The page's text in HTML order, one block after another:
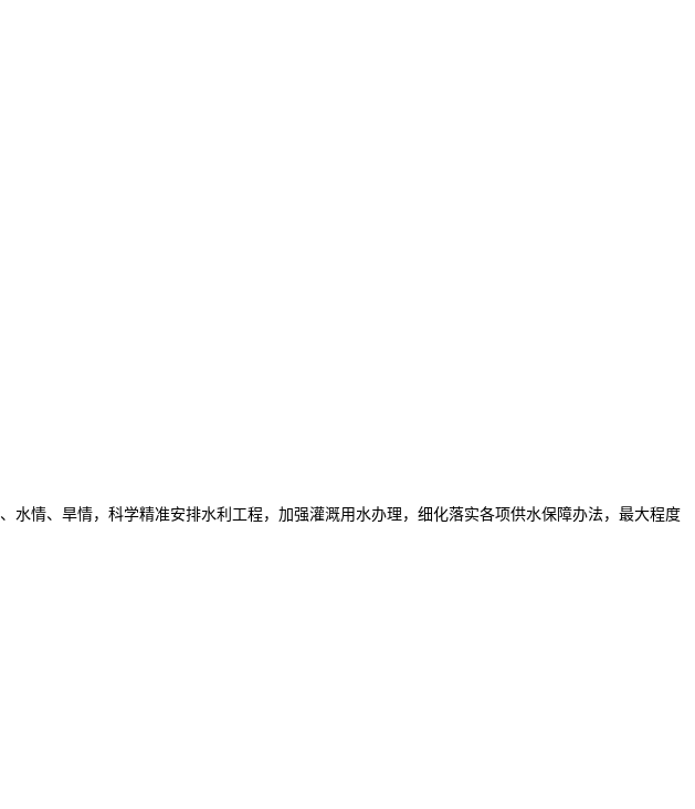
、旱情，科学精准安排水利工程，加强灌溉用水办理，细化落实各项供水保障办法，最大程度